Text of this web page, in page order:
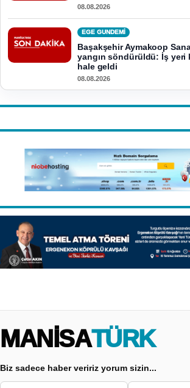
08.08.2026
EGE GUNDEMİ
Başakşehir Aymakoop
yangın söndürüldü: İş yeri
hale geldi
08.08.2026
MANİSA TÜRK
Biz sadece haber veririz yorum sizin...